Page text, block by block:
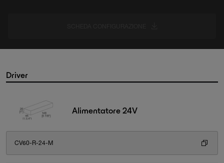
Driver
Alimentatore 24V
CV60-R-24-M